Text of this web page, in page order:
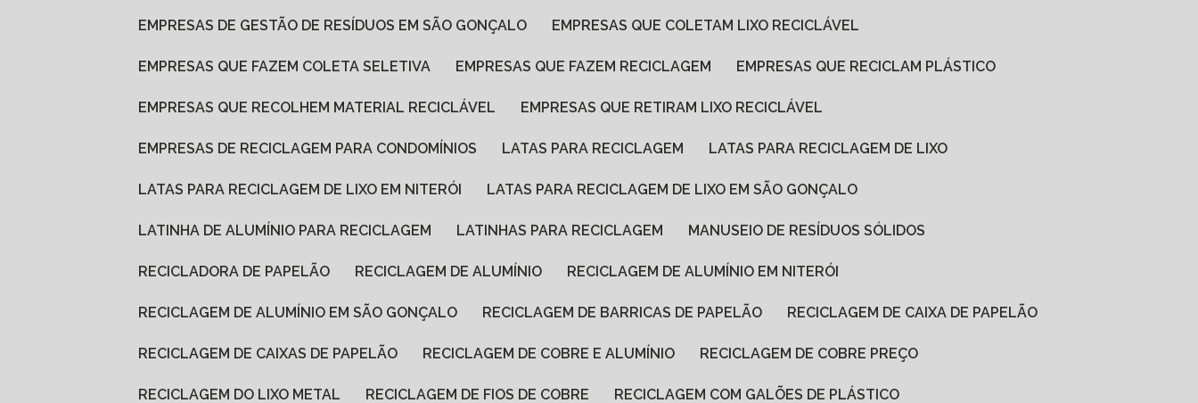
EMPRESAS DE GESTÃO DE RESÍDUOS EM SÃO GONÇALO EMPRESAS QUE COLETAM LIXO RECICLÁVEL
EMPRESAS QUE FAZEM COLETA SELETIVA EMPRESAS QUE FAZEM RECICLAGEM EMPRESAS QUE RECICLAM PLÁSTICO
EMPRESAS QUE RECOLHEM MATERIAL RECICLÁVEL EMPRESAS QUE RETIRAM LIXO RECICLÁVEL
EMPRESAS DE RECICLAGEM PARA CONDOMÍNIOS LATAS PARA RECICLAGEM LATAS PARA RECICLAGEM DE LIXO
LATAS PARA RECICLAGEM DE LIXO EM NITERÓI LATAS PARA RECICLAGEM DE LIXO EM SÃO GONÇALO
LATINHA DE ALUMÍNIO PARA RECICLAGEM LATINHAS PARA RECICLAGEM MANUSEIO DE RESÍDUOS SÓLIDOS
RECICLADORA DE PAPELÃO RECICLAGEM DE ALUMÍNIO RECICLAGEM DE ALUMÍNIO EM NITERÓI
RECICLAGEM DE ALUMÍNIO EM SÃO GONÇALO RECICLAGEM DE BARRICAS DE PAPELÃO RECICLAGEM DE CAIXA DE PAPELÃO
RECICLAGEM DE CAIXAS DE PAPELÃO RECICLAGEM DE COBRE E ALUMÍNIO RECICLAGEM DE COBRE PREÇO
RECICLAGEM DO LIXO METAL RECICLAGEM DE FIOS DE COBRE RECICLAGEM COM GALÕES DE PLÁSTICO